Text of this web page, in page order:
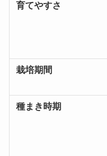
育てやすさ
栽培期間
種まき時期